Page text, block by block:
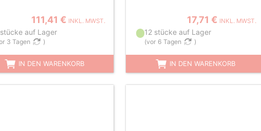
111,41 € INKL. MWST.
auf Lager
3 Tagen )
IN DEN WARENKORB
17,71 € INKL. MWST.
12 stücke auf Lager
(vor 6 Tagen )
IN DEN WARENKORB